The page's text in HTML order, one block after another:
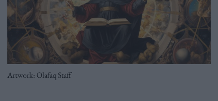
Artwork: Olafaq Staff